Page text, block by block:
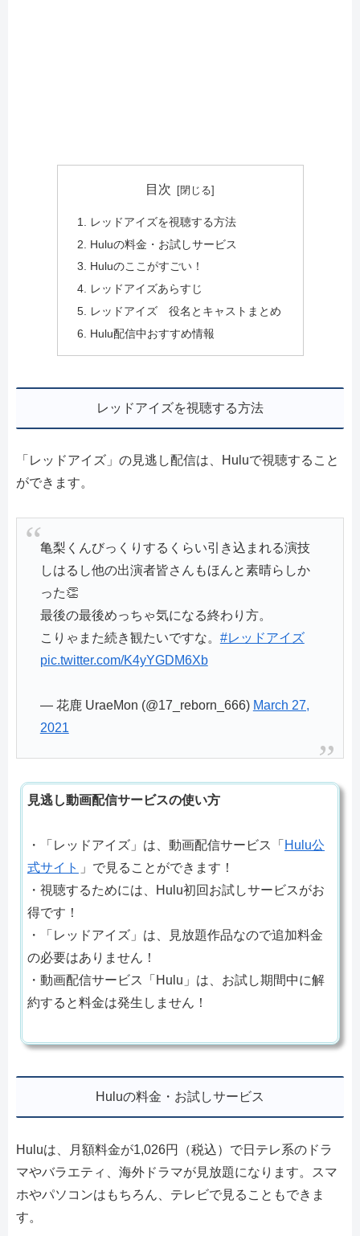
目次
レッドアイズを視聴する方法
Huluの料金・お試しサービス
Huluのここがすごい！
レッドアイズあらすじ
レッドアイズ 役名とキャストまとめ
Hulu配信中おすすめ情報
レッドアイズを視聴する方法
「レッドアイズ」の見逃し配信は、Huluで視聴すること
ができます。
亀梨くんびっくりするくらい引き込まれる演技
しはるし他の出演者皆さんもほんと素晴らしか
った👏
最後の最後めっちゃ気になる終わり方。
こりゃまた続き観たいですな。 #レッドアイズ
pic.twitter.com/K4yYGDM6Xb
— 花鹿 UraeMon (@17_reborn_666) March 27,
2021
見逃し動画配信サービスの使い方
・「レッドアイズ」は、動画配信サービス「 Hulu公
式サイト
」で見ることができます！
・視聴するためには、Hulu初回お試しサービスがお
得です！
・「レッドアイズ」は、見放題作品なので追加料金
の必要はありません！
・動画配信サービス「Hulu」は、お試し期間中に解
約すると料金は発生しません！
Huluの料金・お試しサービス
Huluは、月額料金が1,026円（税込）で日テレ系のドラ
マやバラエティ、海外ドラマが見放題になります。スマ
ホやパソコンはもちろん、テレビで見ることもできま
す。